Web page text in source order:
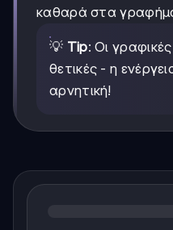
καθαρά στα
💡 Tip: Οι
θετικές - η
αρνητική!